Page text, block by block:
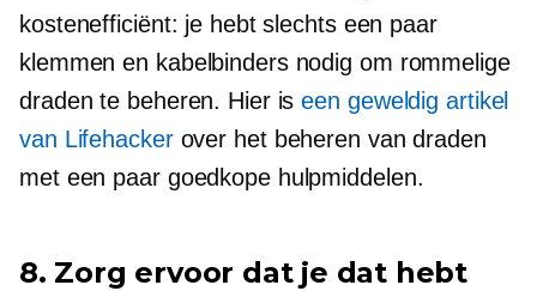
kostenefficiënt: je hebt slechts een paar
klemmen en kabelbinders nodig om rommelige
draden te beheren. Hier iseen geweldig artikel
van Lifehackerover het beheren van draden
met een paar goedkope hulpmiddelen.
8. Zorg ervoor dat je dat hebt